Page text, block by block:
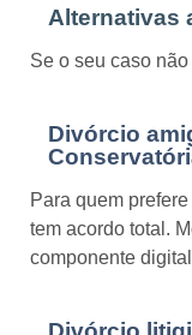
Alternativas
Se o seu caso
Divórcio
Para quem
tem acordo total.
componente